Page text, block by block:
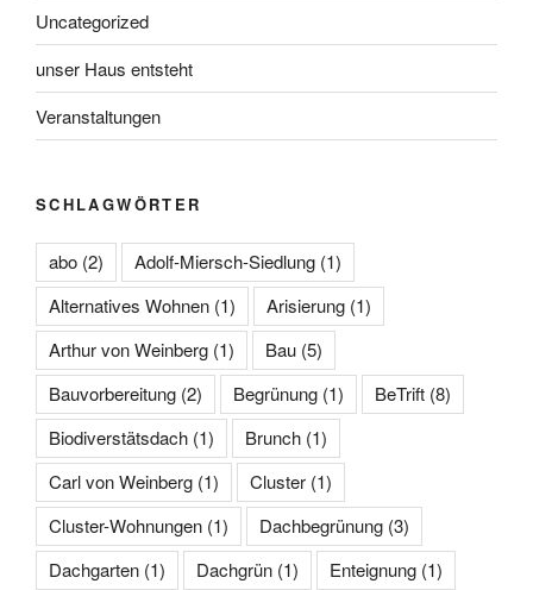
Uncategorized
unser Haus entsteht
Veranstaltungen
SCHLAGWÖRTER
abo (2) Adolf-Miersch-Siedlung (1)
Alternatives Wohnen (1) Arisierung (1)
Arthur von Weinberg (1) Bau (5)
Bauvorbereitung (2) Begrünung (1) BeTrift (8)
Biodiverstätsdach (1) Brunch (1)
Carl von Weinberg (1) Cluster (1)
Cluster-Wohnungen (1) Dachbegrünung (3)
Dachgarten (1) Dachgrün (1) Enteignung (1)